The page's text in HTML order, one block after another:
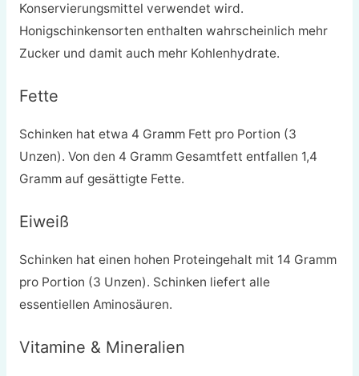
Konservierungsmittel verwendet wird.
Honigschinkensorten enthalten wahrscheinlich mehr
Zucker und damit auch mehr Kohlenhydrate.
Fette
Schinken hat etwa 4 Gramm Fett pro Portion (3
Unzen). Von den 4 Gramm Gesamtfett entfallen 1,4
Gramm auf gesättigte Fette.
Eiweiß
Schinken hat einen hohen Proteingehalt mit 14 Gramm
pro Portion (3 Unzen). Schinken liefert alle
essentiellen Aminosäuren.
Vitamine & Mineralien